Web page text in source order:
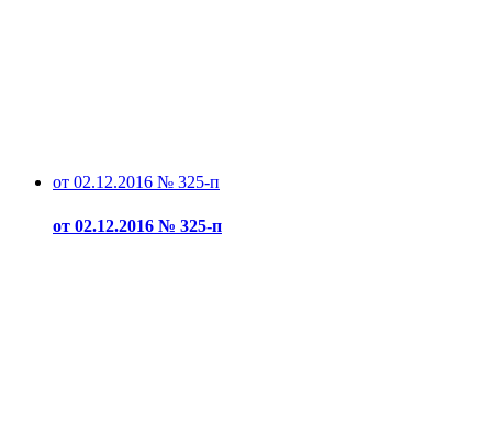
от 02.12.2016 № 325-п
от 02.12.2016 № 325-п